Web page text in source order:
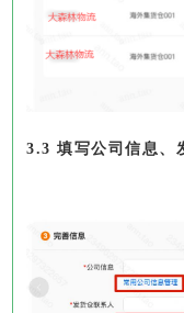
3.3 填写公司信息、